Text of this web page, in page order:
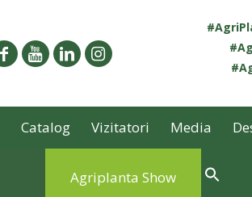
Catalog Vizitatori Media
Agriplanta Show